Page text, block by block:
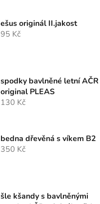
ešus originál II.jakost
95 Kč
spodky bavlněné letní AČR
original PLEAS
130 Kč
bedna dřevěná s víkem B2
350 Kč
šle kšandy s bavlněnými